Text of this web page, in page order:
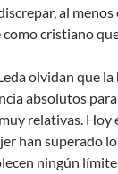
al
cristiano
olvidan que
absolutos
relativas. Hoy
han superado
ningún